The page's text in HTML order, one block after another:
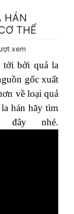
HÁN
THỂ
xem
tới bởi quả la
gốc xuất
về loại quả
hán hãy tìm
nhé.